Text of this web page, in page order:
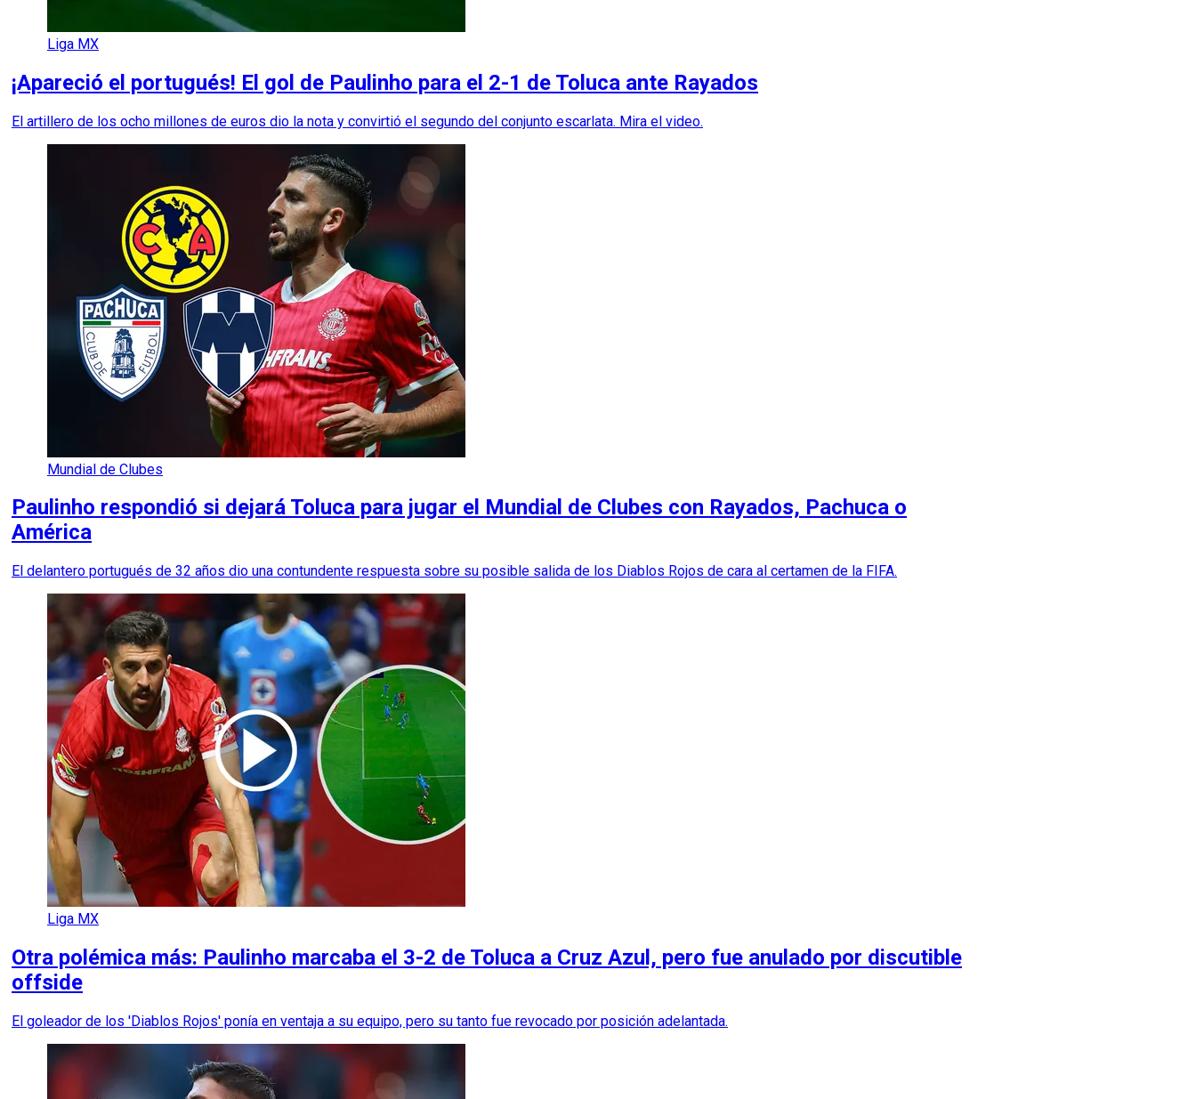
Liga MX
¡Apareció el portugués! El gol de Paulinho para el 2-1 de Toluca ante Rayados
El artillero de los ocho millones de euros dio la nota y convirtió el segundo del conjunto escarlata. Mira el video.
Mundial de Clubes
Paulinho respondió si dejará Toluca para jugar el Mundial de Clubes con Rayados, Pachuca o
América
El delantero portugués de 32 años dio una contundente respuesta sobre su posible salida de los Diablos Rojos de cara al certamen de la FIFA.
Liga MX
Otra polémica más: Paulinho marcaba el 3-2 de Toluca a Cruz Azul, pero fue anulado por discutible
offside
El goleador de los 'Diablos Rojos' ponía en ventaja a su equipo, pero su tanto fue revocado por posición adelantada.